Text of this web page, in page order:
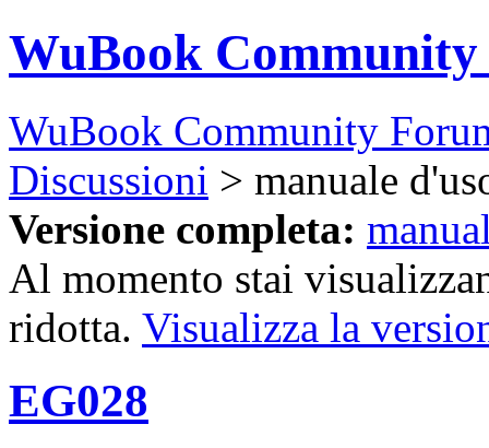
WuBook
WuBook Community
Discussioni > manuale
Versione completa:
Al momento stai
ridotta. Visualizza la
EG028